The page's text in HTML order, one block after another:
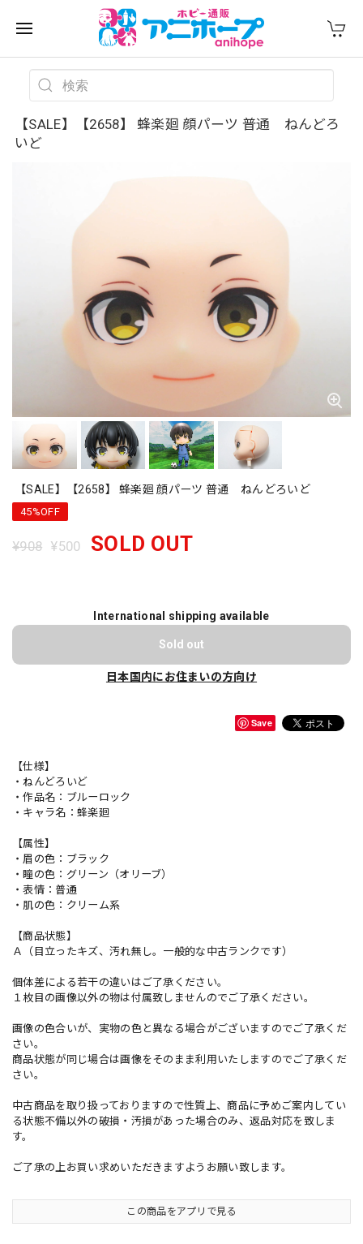
【SALE】【2658】 蜂楽廻 顔パーツ 普通 ねんどろ
いど
【SALE】【2658】 蜂楽廻 顔パーツ 普通 ねんどろいど
45%OFF
¥908 ¥500 SOLD OUT
International shipping available
Sold out
日本国内にお住まいの方向け
Save
【仕様】
・ねんどろいど
・作品名：ブルーロック
・キャラ名：蜂楽廻
【属性】
・眉の色：ブラック
・瞳の色：グリーン（オリーブ）
・表情：普通
・肌の色：クリーム系
【商品状態】
Ａ（目立ったキズ、汚れ無し。一般的な中古ランクです）
個体差による若干の違いはご了承ください。
１枚目の画像以外の物は付属致しませんのでご了承ください。
画像の色合いが、実物の色と異なる場合がございますのでご了承くだ
さい。
商品状態が同じ場合は画像をそのまま利用いたしますのでご了承くだ
さい。
中古商品を取り扱っておりますので性質上、商品に予めご案内してい
る状態不備以外の破損・汚損があった場合のみ、返品対応を致しま
す。
ご了承の上お買い求めいただきますようお願い致します。
この商品をアプリで見る